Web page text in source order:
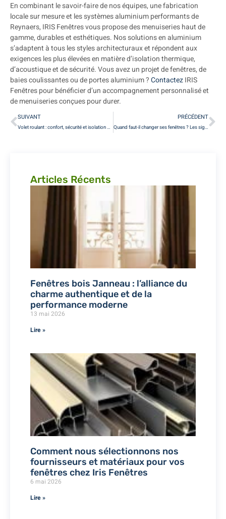
En combinant le savoir-faire de nos équipes, une fabrication
locale sur mesure et les systèmes aluminium performants de
Reynaers, IRIS Fenêtres vous propose des menuiseries haut de
gamme, durables et esthétiques. Nos solutions en aluminium
s’adaptent à tous les styles architecturaux et répondent aux
exigences les plus élevées en matière d’isolation thermique,
d’acoustique et de sécurité. Vous avez un projet de fenêtres, de
baies coulissantes ou de portes aluminium ?ContactezIRIS
Fenêtres pour bénéficier d’un accompagnement personnalisé et
de menuiseries conçues pour durer.
SUIVANT
Volet roulant : confort, sécurité et isolation avec IRIS Fenêtres
PRÉCÉDENT
Quand faut-il changer ses fenêtres ? Les signes qui ne trompent pas
Articles Récents
Fenêtres bois Janneau : l’alliance du
charme authentique et de la
performance moderne
13 mai 2026
Lire »
Comment nous sélectionnons nos
fournisseurs et matériaux pour vos
fenêtres chez Iris Fenêtres
6 mai 2026
Lire »